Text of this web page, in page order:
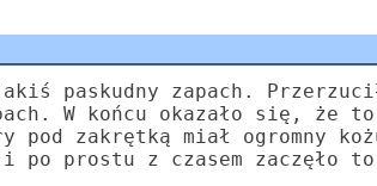
378 Tunn
56451 Ala
55704 04 Sierpnia, 2026 02:47Zyna
56406 04 Sierpnia, 2026 01:20S.
56406 04 Sierpnia, 2026 00:40
56451 03 Sierpnia, 2026 22:04
paskudny zapach.
W końcu okazało się, że
zakrętką miał ogromny
prostu z czasem zaczęło to